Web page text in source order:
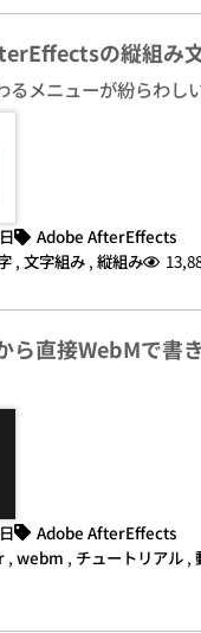
の縦組み
るメニューが紛らわし
Adobe AfterEffects
, 文字組み , 縦組み
直接WebMで書
Adobe AfterEffects
, webm , チュートリアル ,